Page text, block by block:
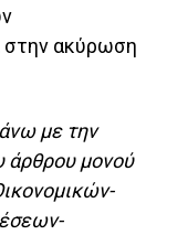
στην ακύρωση
με την
άρθρου μονού